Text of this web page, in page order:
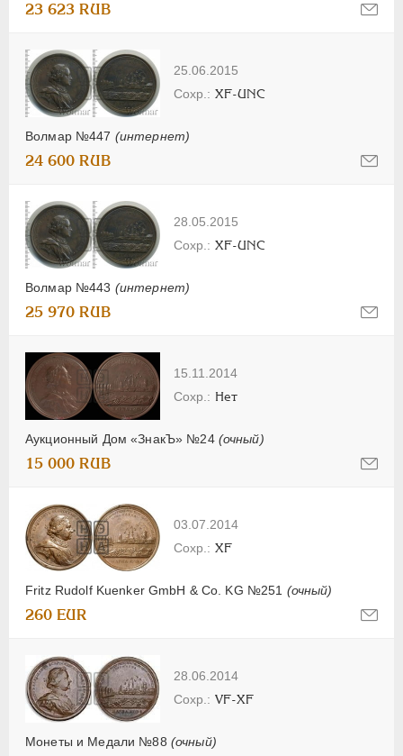
23 623 RUB
25.06.2015
Волмар №447 (интернет)
XF-UNC
24 600 RUB
28.05.2015
Волмар №443 (интернет)
XF-UNC
25 970 RUB
15.11.2014
Аукционный Дом «ЗнакЪ» №24 (очный)
Нет
15 000 RUB
03.07.2014
Fritz Rudolf Kuenker GmbH & Co. KG №251 (очный)
XF
260 EUR
28.06.2014
Монеты и Медали №88 (очный)
VF-XF